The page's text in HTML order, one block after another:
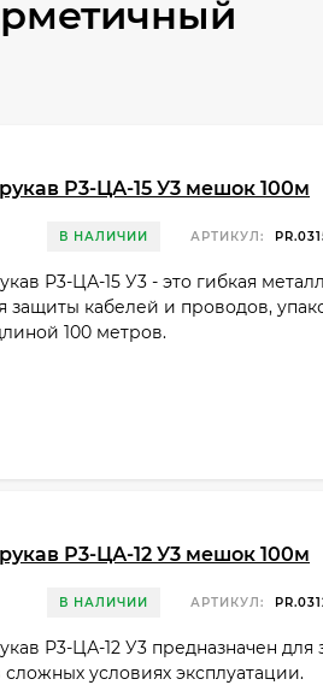
Р3-ЦА-15 У3 мешок 100м
В НАЛИЧИИ АРТИКУЛ:
Р3-ЦА-15 У3 - это гибкая
защиты кабелей и проводов,
100 метров.
Р3-ЦА-12 У3 мешок 100м
В НАЛИЧИИ АРТИКУЛ:
Р3-ЦА-12 У3 предназначен для
сложных условиях эксплуатации.